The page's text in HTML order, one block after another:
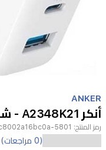
1
of
1
ANKER
أنكر A2348K21 - شاحن 20 واط - أبيض
رمز المنتج: 5801-65f1b6913ca4c8002a16bc0a
(0 مراجعات)